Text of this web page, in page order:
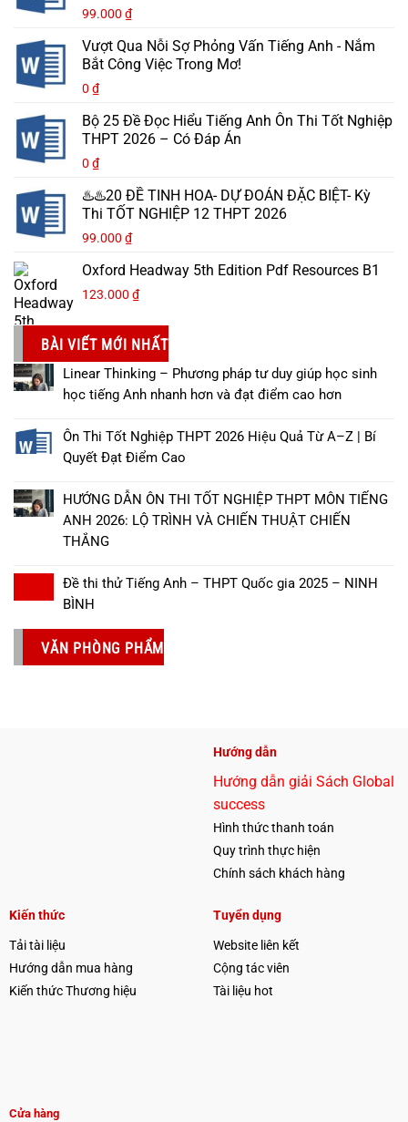
99.000 ₫
Vượt Qua Nỗi Sợ Phỏng Vấn Tiếng Anh - Nắm
Bắt Công Việc Trong Mơ!
0 ₫
Bộ 25 Đề Đọc Hiểu Tiếng Anh Ôn Thi Tốt Nghiệp
THPT 2026 – Có Đáp Án
0 ₫
♨️♨️20 ĐỀ TINH HOA- DỰ ĐOÁN ĐẶC BIỆT- Kỳ
Thi TỐT NGHIỆP 12 THPT 2026
99.000 ₫
Oxford Headway 5th Edition Pdf Resources B1
123.000 ₫
BÀI VIẾT MỚI NHẤT
Linear Thinking – Phương pháp tư duy giúp học sinh
học tiếng Anh nhanh hơn và đạt điểm cao hơn
Ôn Thi Tốt Nghiệp THPT 2026 Hiệu Quả Từ A–Z | Bí
Quyết Đạt Điểm Cao
HƯỚNG DẪN ÔN THI TỐT NGHIỆP THPT MÔN TIẾNG
ANH 2026: LỘ TRÌNH VÀ CHIẾN THUẬT CHIẾN
THẮNG
Đề thi thử Tiếng Anh – THPT Quốc gia 2025 – NINH
BÌNH
VĂN PHÒNG PHẨM
Hướng dẫn
Hướng dẫn giải Sách Global
success
Hình thức thanh toán
Quy trình thực hiện
Chính sách khách hàng
Kiến thức
Tải tài liệu
Hướng dẫn mua hàng
Kiến thức Thương hiệu
Tuyển dụng
Website liên kết
Cộng tác viên
Tài liệu hot
Cửa hàng